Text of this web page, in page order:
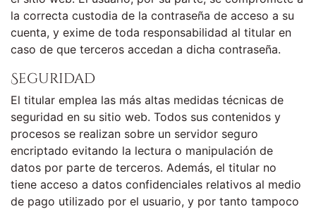
la correcta custodia de la contraseña de acceso a su
cuenta, y exime de toda responsabilidad al titular en
caso de que terceros accedan a dicha contraseña.
Seguridad
El titular emplea las más altas medidas técnicas de
seguridad en su sitio web. Todos sus contenidos y
procesos se realizan sobre un servidor seguro
encriptado evitando la lectura o manipulación de
datos por parte de terceros. Además, el titular no
tiene acceso a datos confidenciales relativos al medio
de pago utilizado por el usuario, y por tanto tampoco